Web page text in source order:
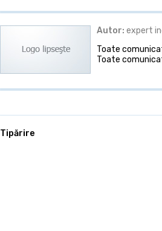
Autor: expert
Toate
Toate
Tipărire